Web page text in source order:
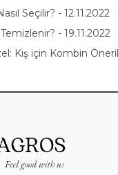
Seçilir? - 12.11.2022
- 19.11.2022
Kış için Kombin